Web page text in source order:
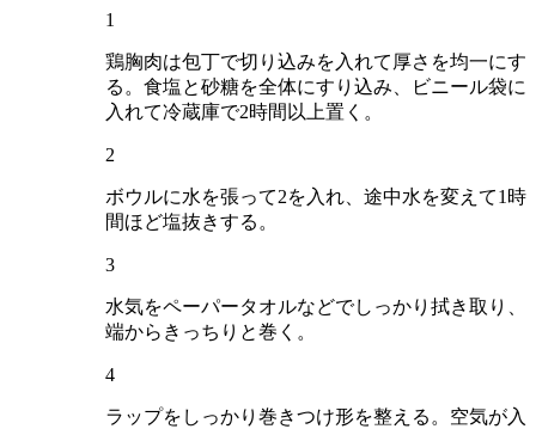
1
鶏胸肉は包丁で切り込みを入れて厚さを均一にす
る。食塩と砂糖を全体にすり込み、ビニール袋に
入れて冷蔵庫で2時間以上置く。
2
ボウルに水を張って2を入れ、途中水を変えて1時
間ほど塩抜きする。
3
水気をペーパータオルなどでしっかり拭き取り、
端からきっちりと巻く。
4
ラップをしっかり巻きつけ形を整える。空気が入